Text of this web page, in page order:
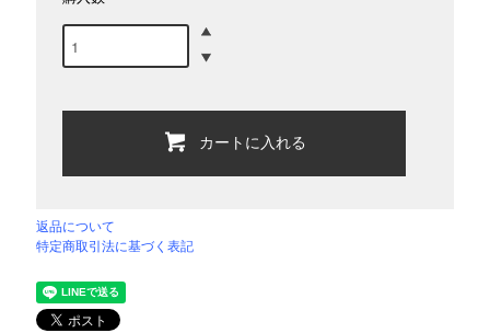
カートに入れる
返品について
特定商取引法に基づく表記